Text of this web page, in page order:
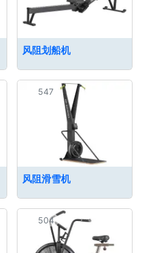
风阻划船机
547
风阻滑雪机
504